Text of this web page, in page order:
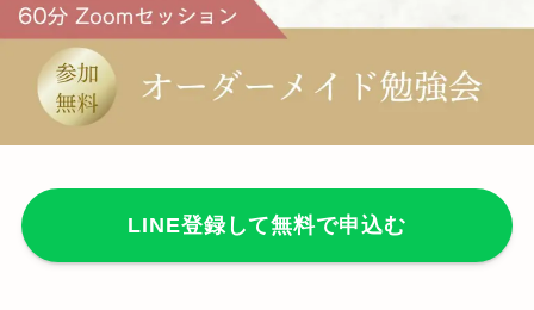
LINE登録して無料で申込む